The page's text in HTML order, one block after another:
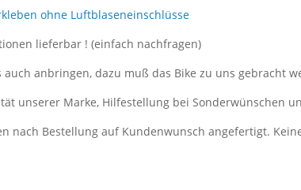
ohne Luftblaseneinschlüsse
lieferbar ! (einfach nachfragen)
anbringen, dazu muß das Bike zu uns gebracht
unserer Marke, Hilfestellung bei Sonderwünschen
nach Bestellung auf Kundenwunsch angefertigt.